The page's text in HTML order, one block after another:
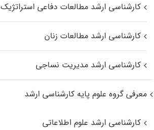
کارشناسی ارشد مطالعات دفاعی استراتژیک
کارشناسی ارشد مطالعات زنان
کارشناسی ارشد مدیریت نساجی
معرفی گروه علوم پایه کارشناسی ارشد
کارشناسی ارشد علوم اطلاعاتی